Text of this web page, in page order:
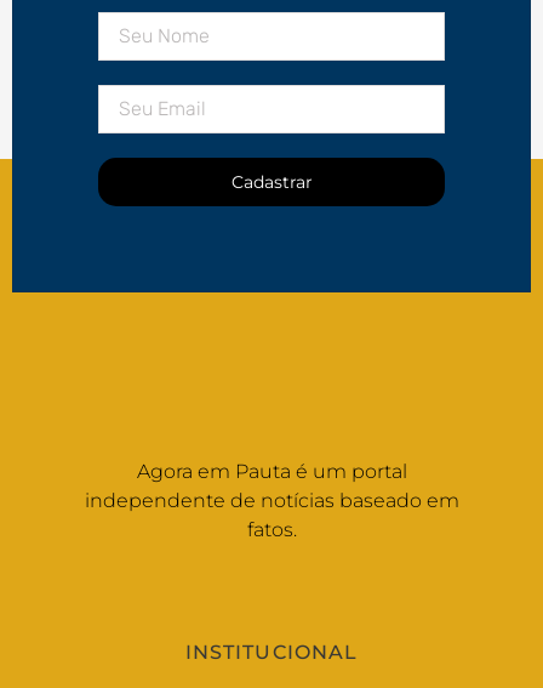
Cadastrar
Agora em Pauta é um portal
independente de notícias baseado em
fatos.
INSTITUCIONAL